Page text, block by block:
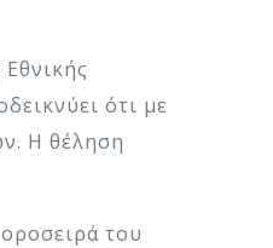
ότι με
Η θέληση
του